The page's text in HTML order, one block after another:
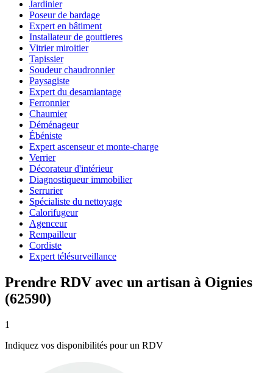
Jardinier
Poseur de bardage
Expert en bâtiment
Installateur de gouttieres
Vitrier miroitier
Tapissier
Soudeur chaudronnier
Paysagiste
Expert du desamiantage
Ferronnier
Chaumier
Déménageur
Ébéniste
Expert ascenseur et monte-charge
Verrier
Décorateur d'intérieur
Diagnostiqueur immobilier
Serrurier
Spécialiste du nettoyage
Calorifugeur
Agenceur
Rempailleur
Cordiste
Expert télésurveillance
Prendre RDV avec un artisan à Oignies
(62590)
1
Indiquez vos disponibilités pour un RDV